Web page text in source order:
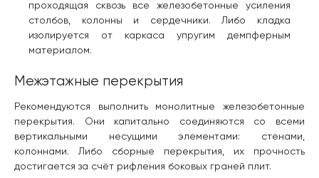
проходящая сквозь все железобетонные усиления
столбов, колонны и сердечники. Либо кладка
изолируется от каркаса упругим демпферным
материалом.
Межэтажные перекрытия
Рекомендуются выполнить монолитные железобетонные
перекрытия. Они капитально соединяются со всеми
вертикальными несущими элементами: стенами,
колоннами. Либо сборные перекрытия, их прочность
достигается за счёт рифления боковых граней плит.